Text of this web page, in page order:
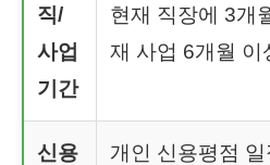
직/
사업
기간
현재 직장에 3개
재 사업 6개월 이
신용
개인 신용평점